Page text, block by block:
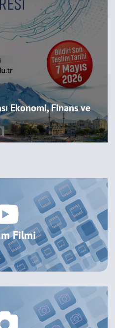
Proje Sunumları
Filmi